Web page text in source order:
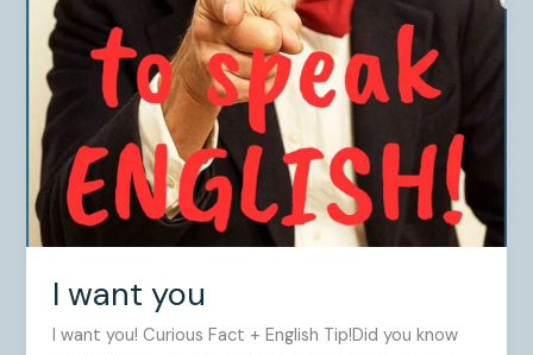
I want you
I want you! Curious Fact + English Tip!Did you know